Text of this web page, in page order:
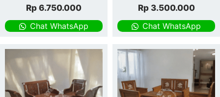
Rp 6.750.000
Chat WhatsApp
Rp3.500.000
Chat WhatsApp